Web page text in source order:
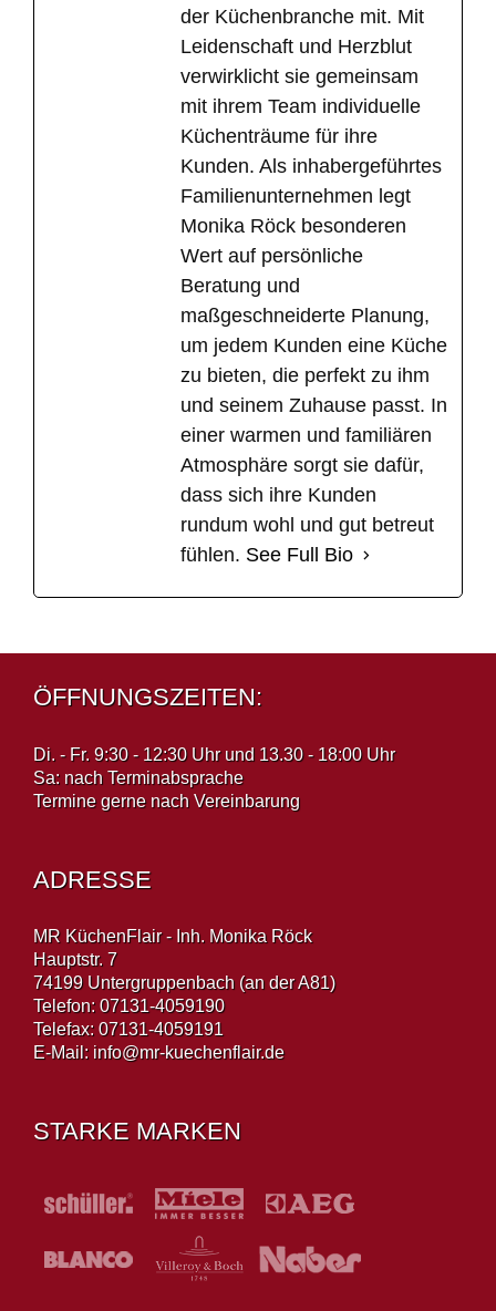
der Küchenbranche mit. Mit
Leidenschaft und Herzblut
verwirklicht sie gemeinsam
mit ihrem Team individuelle
Küchenträume für ihre
Kunden. Als inhabergeführtes
Familienunternehmen legt
Monika Röck besonderen
Wert auf persönliche
Beratung und
maßgeschneiderte Planung,
um jedem Kunden eine Küche
zu bieten, die perfekt zu ihm
und seinem Zuhause passt. In
einer warmen und familiären
Atmosphäre sorgt sie dafür,
dass sich ihre Kunden
rundum wohl und gut betreut
fühlen. See Full Bio
ÖFFNUNGSZEITEN:
Di. - Fr. 9:30 - 12:30 Uhr und 13.30 - 18:00 Uhr
Sa: nach Terminabsprache
Termine gerne nach Vereinbarung
ADRESSE
MR KüchenFlair - Inh. Monika Röck
Hauptstr. 7
74199 Untergruppenbach (an der A81)
Telefon: 07131-4059190
Telefax: 07131-4059191
E-Mail: info@mr-kuechenflair.de
STARKE MARKEN